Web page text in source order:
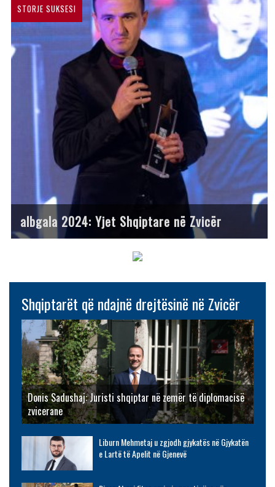
STORJE SUKSESI
albgala 2024: Yjet Shqiptare në Zvicër
Shqiptarët që ndajnë drejtësinë në Zvicër
Donis Sadushaj: Juristi shqiptar në zemër të diplomacisë
zvicerane
Liburn Mehmetaj u zgjodh gjykatës në Gjykatën
e Lartë të Apelit në Gjenevë